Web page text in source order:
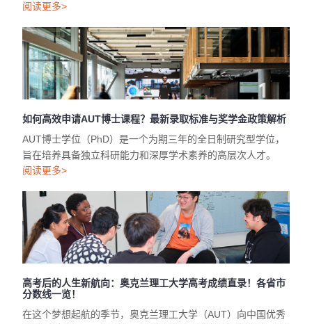
阅读更多>
如何高效申请AUT博士课程？最新录取标准与奖学金政策解析
AUT博士学位（PhD）是一个为期三年的全日制研究型学位，
旨在培养具备独立科研能力和深厚学术素养的高层次人才。
阅读更多>
高考后的人生新航向：奥克兰理工大学高考成绩直录！各省市
分数线一览！
在这个梦想起航的季节，奥克兰理工大学（AUT）向中国优秀